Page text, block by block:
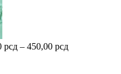
рсд – 450,00 рсд